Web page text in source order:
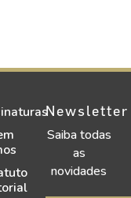
Newsletter
Saiba todas
as
novidades